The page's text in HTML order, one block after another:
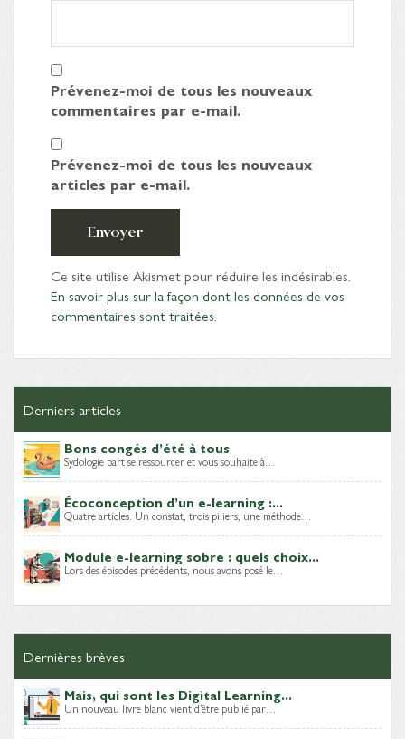
Prévenez-moi de tous les nouveaux
commentaires par e-mail.
Prévenez-moi de tous les nouveaux
articles par e-mail.
Envoyer
Ce site utilise Akismet pour réduire les indésirables.
En savoir plus sur la façon dont les données de vos
commentaires sont traitées.
Derniers articles
Bons congés d’été à tous
Sydologie part se ressourcer et vous souhaite à…
Écoconception d’un e-learning :...
Quatre articles. Un constat, trois piliers, une méthode…
Module e-learning sobre : quels choix...
Lors des épisodes précédents, nous avons posé le…
Dernières brèves
Mais, qui sont les Digital Learning...
Un nouveau livre blanc vient d’être publié par…